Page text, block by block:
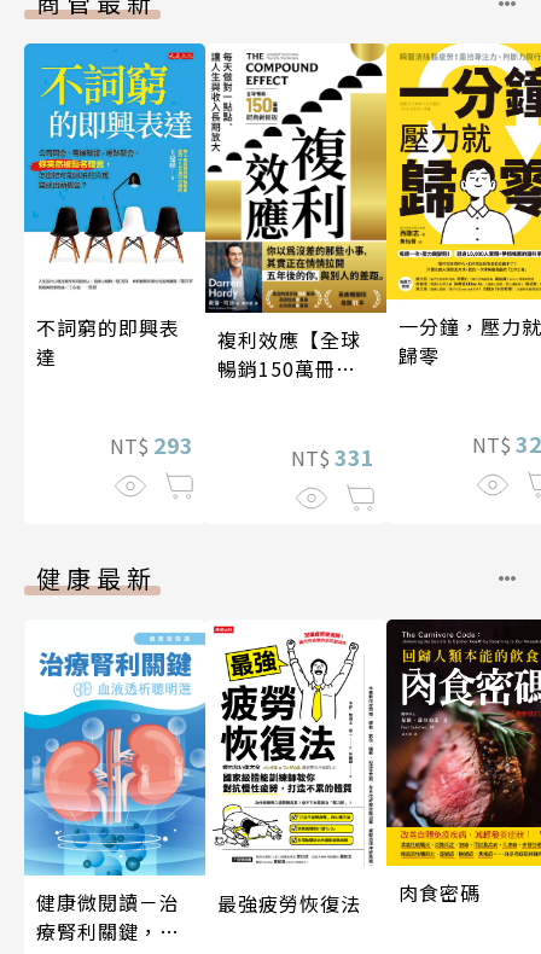
不詞窮的即興表
達
NT$ 293
複利效應【全球
暢銷150萬冊・
NT$ 331
一分鐘，壓力就
歸零
NT$
健康最新
健康微閱讀－治
療腎利關鍵，血
最強疲勞恢復法 肉食密碼